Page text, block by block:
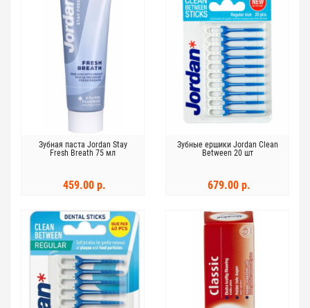
Зубная паста Jordan Stay
Fresh Breath 75 мл
459.00 р.
Зубные ершики Jordan Clean
Between 20 шт
679.00 р.